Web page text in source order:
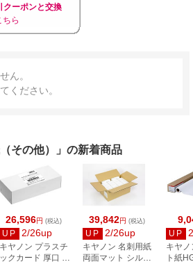
クーポンと交換
ら
ん。
ください。
その他）」の新着商品
26,596円 (税込)
UP 2/26up
キヤノン プラスチ
ックカード 厚口 両
39,842円 (税込)
UP 2/26up
キヤノン 名刺用紙
両面マット シルク
UP
キヤ
ト紙